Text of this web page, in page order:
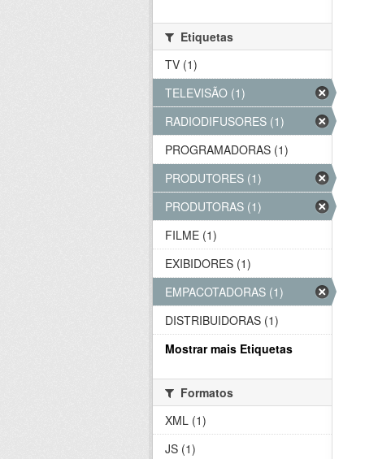
Etiquetas
TV (1)
TELEVISÃO (1)
RADIODIFUSORES (1)
PROGRAMADORAS (1)
PRODUTORES (1)
PRODUTORAS (1)
FILME (1)
EXIBIDORES (1)
EMPACOTADORAS (1)
DISTRIBUIDORAS (1)
Mostrar mais Etiquetas
Formatos
XML (1)
JS (1)